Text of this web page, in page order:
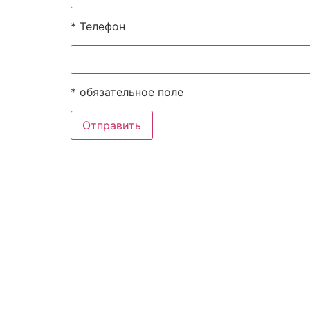
* Телефон
* обязательное поле